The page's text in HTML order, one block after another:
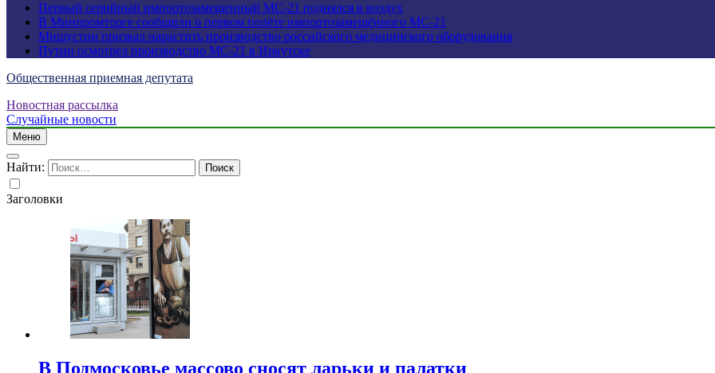
Первый серийный импортозамещенный МС-21 поднялся в воздух
В Минпромторге сообщили о первом полёте импортозамещённого МС-21
Мишустин призвал нарастить производство российского медицинского оборудования
Путин осмотрел производство МС-21 в Иркутске
Общественная приемная депутата
Новостная рассылка
Случайные новости
Меню
Найти:
Заголовки
В Подмосковье массово сносят ларьки и палатки